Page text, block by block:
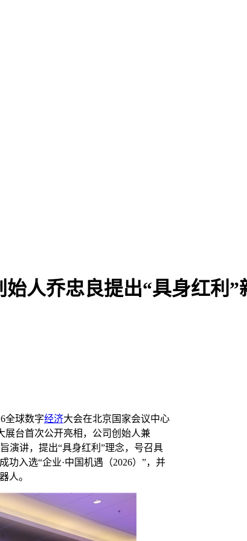
人乔忠良提出“具身红利”
全球数字经济大会在北京国家会议中心
展台首次公开亮相，公司创始人兼
演讲，提出“具身红利”理念，号召具
入选“企业·中国机遇（2026）”，并
人。